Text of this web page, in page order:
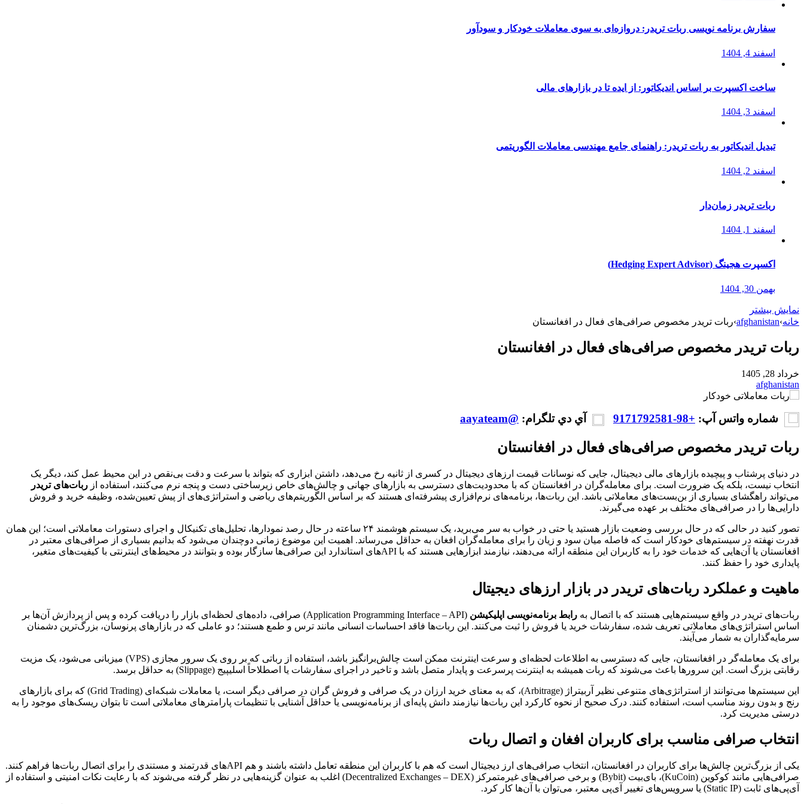
سفارش برنامه نویسی ربات تریدر: دروازه‌ای به سوی معاملات خودکار و سودآور
اسفند 4, 1404
ساخت اکسپرت بر اساس اندیکاتور: از ایده تا در بازارهای مالی
اسفند 3, 1404
تبدیل اندیکاتور به ربات تریدر: راهنمای جامع مهندسی معاملات الگوریتمی
اسفند 2, 1404
ربات تریدر زمان‌دار
اسفند 1, 1404
اکسپرت هجینگ (Hedging Expert Advisor)
بهمن 30, 1404
نمایش بیشتر
خانه›
afghanistan
›ربات تریدر مخصوص صرافی‌های فعال در افغانستان
ربات تریدر مخصوص صرافی‌های فعال در افغانستان
خرداد 28, 1405
afghanistan
شماره واتس آپ: +98-9171792581 آي دي تلگرام: @aayateam
ربات تریدر مخصوص صرافی‌های فعال در افغانستان
در دنیای پرشتاب و پیچیده بازارهای مالی دیجیتال، جایی که نوسانات قیمت ارزهای دیجیتال در کسری از ثانیه رخ می‌دهد، داشتن ابزاری که بتواند با سرعت و دقت بی‌نقص در این محیط عمل کند، دیگر یک
انتخاب نیست، بلکه یک ضرورت است. برای معامله‌گران در افغانستان که با محدودیت‌های دسترسی به بازارهای جهانی و چالش‌های خاص زیرساختی دست و پنجه نرم می‌کنند، استفاده از ربات‌های تریدر
می‌تواند راهگشای بسیاری از بن‌بست‌های معاملاتی باشد. این ربات‌ها، برنامه‌های نرم‌افزاری پیشرفته‌ای هستند که بر اساس الگوریتم‌های ریاضی و استراتژی‌های از پیش تعیین‌شده، وظیفه خرید و فروش
دارایی‌ها را در صرافی‌های مختلف بر عهده می‌گیرند.
تصور کنید در حالی که در حال بررسی وضعیت بازار هستید یا حتی در خواب به سر می‌برید، یک سیستم هوشمند ۲۴ ساعته در حال رصد نمودارها، تحلیل‌های تکنیکال و اجرای دستورات معاملاتی است؛ این همان
قدرت نهفته در سیستم‌های خودکار است که فاصله میان سود و زیان را برای معامله‌گران افغان به حداقل می‌رساند. اهمیت این موضوع زمانی دوچندان می‌شود که بدانیم بسیاری از صرافی‌های معتبر در
افغانستان یا آن‌هایی که خدمات خود را به کاربران این منطقه ارائه می‌دهند، نیازمند ابزارهایی هستند که با APIهای استاندارد این صرافی‌ها سازگار بوده و بتوانند در محیط‌های اینترنتی با کیفیت‌های متغیر،
پایداری خود را حفظ کنند.
ماهیت و عملکرد ربات‌های تریدر در بازار ارزهای دیجیتال
ربات‌های تریدر در واقع سیستم‌هایی هستند که با اتصال به رابط برنامه‌نویسی اپلیکیشن
(Application Programming Interface – API) صرافی، داده‌های لحظه‌ای بازار را دریافت کرده و پس از پردازش آن‌ها بر
اساس استراتژی‌های معاملاتی تعریف شده، سفارشات خرید یا فروش را ثبت می‌کنند. این ربات‌ها فاقد احساسات انسانی مانند ترس و طمع هستند؛ دو عاملی که در بازارهای پرنوسان، بزرگ‌ترین دشمنان
سرمایه‌گذاران به شمار می‌آیند.
برای یک معامله‌گر در افغانستان، جایی که دسترسی به اطلاعات لحظه‌ای و سرعت اینترنت ممکن است چالش‌برانگیز باشد، استفاده از رباتی که بر روی یک سرور مجازی (VPS) میزبانی می‌شود، یک مزیت
رقابتی بزرگ است. این سرورها باعث می‌شوند که ربات همیشه به اینترنت پرسرعت و پایدار متصل باشد و تاخیر در اجرای سفارشات یا اصطلاحاً اسلیپیج (Slippage) به حداقل برسد.
این سیستم‌ها می‌توانند از استراتژی‌های متنوعی نظیر آربیتراژ (Arbitrage)، که به معنای خرید ارزان در یک صرافی و فروش گران در صرافی دیگر است، یا معاملات شبکه‌ای (Grid Trading) که برای بازارهای
رنج و بدون روند مناسب است، استفاده کنند. درک صحیح از نحوه کارکرد این ربات‌ها نیازمند دانش پایه‌ای از برنامه‌نویسی یا حداقل آشنایی با تنظیمات پارامترهای معاملاتی است تا بتوان ریسک‌های موجود را به
درستی مدیریت کرد.
انتخاب صرافی مناسب برای کاربران افغان و اتصال ربات
یکی از بزرگ‌ترین چالش‌ها برای کاربران در افغانستان، انتخاب صرافی‌های ارز دیجیتال است که هم با کاربران این منطقه تعامل داشته باشند و هم APIهای قدرتمند و مستندی را برای اتصال ربات‌ها فراهم کنند.
صرافی‌هایی مانند کوکوین (KuCoin)، بای‌بیت (Bybit) و برخی صرافی‌های غیرمتمرکز (Decentralized Exchanges – DEX) اغلب به عنوان گزینه‌هایی در نظر گرفته می‌شوند که با رعایت نکات امنیتی و استفاده از
آی‌پی‌های ثابت (Static IP) یا سرویس‌های تغییر آی‌پی معتبر، می‌توان با آن‌ها کار کرد.